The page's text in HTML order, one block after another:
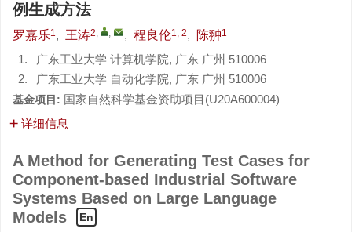
例生成方法
罗嘉乐1, 王涛2, , , 程良伦1, 2, 陈翀1
1.
广东工业大学 计算机学院, 广东 广州 510006
2.
广东工业大学 自动化学院, 广东 广州 510006
基金项目: 国家自然科学基金资助项目(U20A600004)
详细信息
A Method for Generating Test Cases for
Component-based Industrial Software
Systems Based on Large Language
Models
En